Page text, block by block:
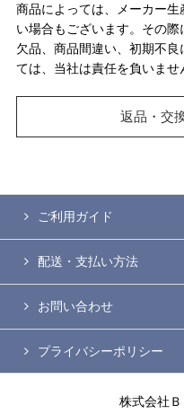
商品によっては、メーカー
い場合もございます。その際
欠品、商品間違い、初期不
ては、当社は責任を負いませ
返品・交
ご利用ガイド
配送・支払い方法
お問い合わせ
プライバシーポリシー
株式会社